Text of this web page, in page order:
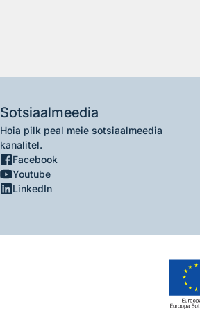
Sotsiaalmeedia
Hoia pilk peal meie sotsiaalmeedia
kanalitel.
Facebook
Youtube
LinkedIn